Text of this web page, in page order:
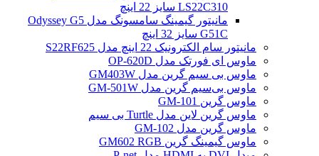
LS22C310 سایز 22 اینچ
مانیتور گیمینگ سامسونگ مدل Odyssey G5
G51C سایز 32 اینچ
مانیتور سام الکترونیک 22 اینچ مدل S22RF625
ماوس ای فورتک مدل OP-620D
ماوس بی سیم گرین مدل GM403W
ماوس بی‌سیم گرین مدل GM-501W
ماوس گرین GM-101
ماوس گرین لاین مدل Turtle بی سیم
ماوس گرین مدل GM-102
ماوس گیمینگ گرین GM602 RGB